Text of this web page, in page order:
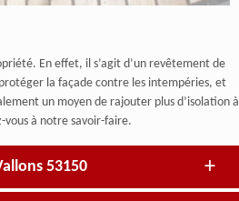
En effet, il s’agit d’un revêtement de
la façade contre les intempéries, et
un moyen de rajouter plus d’isolation à
vous à notre savoir-faire.
53150